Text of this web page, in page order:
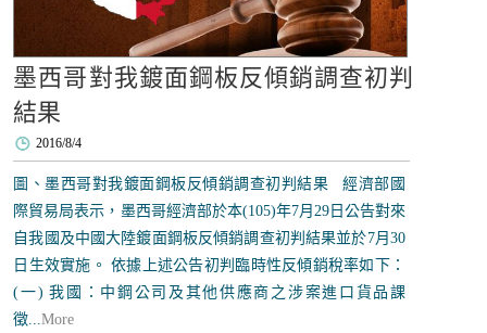
墨西哥對我鍍面鋼板反傾銷調查初判
結果
2016/8/4
圖、墨西哥對我鍍面鋼板反傾銷調查初判結果 經濟部國
際貿易局表示，墨西哥經濟部於本(105)年7月29日公告對來
自我國及中國大陸鍍面鋼板反傾銷調查初判結果並於7月30
日生效實施。 依據上述公告初判臨時性反傾銷稅率如下：
(一) 我國：中鋼公司及其他供應商之涉案進口貨品課
徵...More